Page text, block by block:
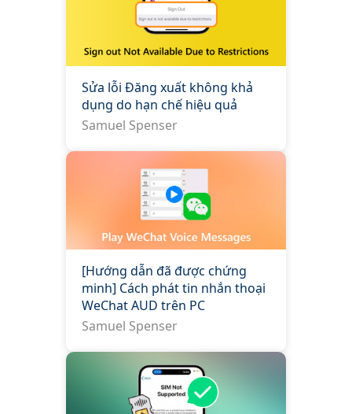
Sửa lỗi Đăng xuất không khả
dụng do hạn chế hiệu quả
Samuel Spenser
[Hướng dẫn đã được chứng
minh] Cách phát tin nhắn thoại
WeChat AUD trên PC
Samuel Spenser